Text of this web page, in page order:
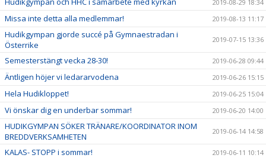
2019-08-29 18:34
Missa inte detta alla medlemmar! 2019-08-13 11:17
Hudikgympan gjorde succé på Gymnaestradan i
Österrike
2019-07-15 13:36
Semesterstängt vecka 28-30! 2019-06-28 09:44
Äntligen höjer vi ledararvodena 2019-06-26 15:15
Hela Hudikloppet! 2019-06-25 15:04
Vi önskar dig en underbar sommar! 2019-06-20 14:00
HUDIKGYMPAN SÖKER TRÄNARE/KOORDINATOR INOM
BREDDVERKSAMHETEN
2019-06-14 14:58
KALAS- STOPP i sommar! 2019-06-11 10:14